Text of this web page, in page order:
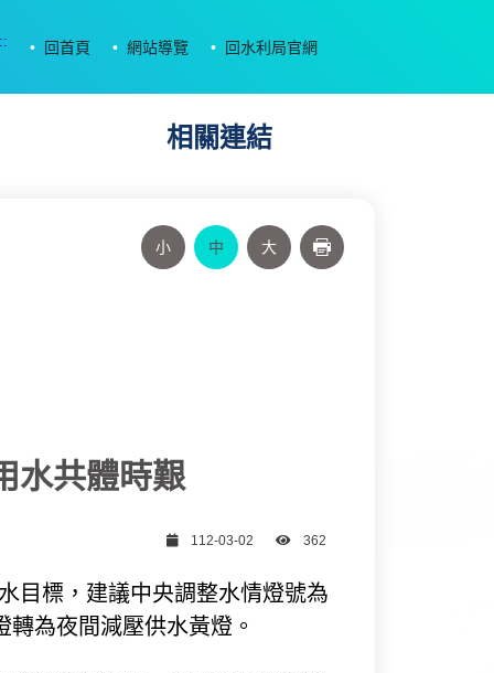
回首頁 網站導覽 回水利局官網
相關連結
小 中 大
水共體時艱
日期
112-03-02 瀏覽次數
362
目標，建議中央調整水情燈號為
為夜間減壓供水黃燈。